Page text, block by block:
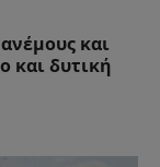
και
και δυτική